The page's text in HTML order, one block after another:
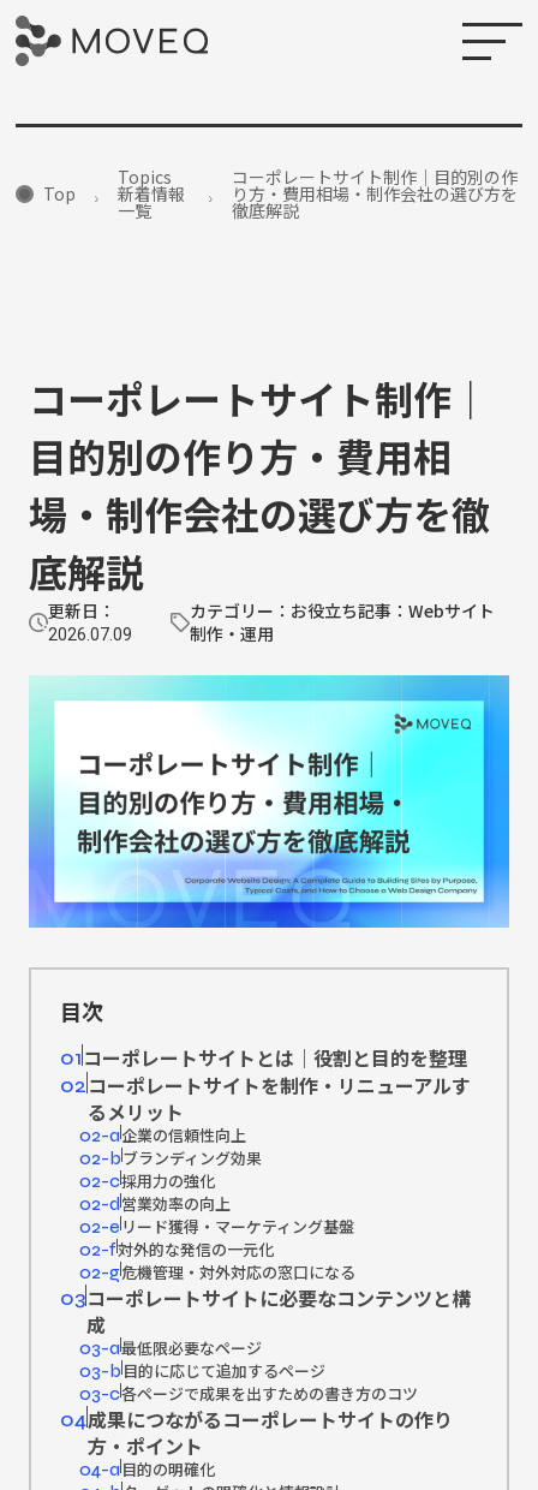
Top
Topics
新着情報
一覧
コーポレートサイト制作｜目的別の作
り方・費用相場・制作会社の選び方を
徹底解説
コーポレートサイト制作｜
目的別の作り方・費用相
場・制作会社の選び方を徹
底解説
更新日：
2026.07.09
カテゴリー：お役立ち記事：Webサイト
制作・運用
目次
01コーポレートサイトとは｜役割と目的を整理
02コーポレートサイトを制作・リニューアルす
るメリット
02-a企業の信頼性向上
02-bブランディング効果
02-c採用力の強化
02-d営業効率の向上
02-eリード獲得・マーケティング基盤
02-f対外的な発信の一元化
02-g危機管理・対外対応の窓口になる
03コーポレートサイトに必要なコンテンツと構
成
03-a最低限必要なページ
03-b目的に応じて追加するページ
03-c各ページで成果を出すための書き方のコツ
04成果につながるコーポレートサイトの作り
方・ポイント
04-a目的の明確化